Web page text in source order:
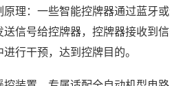
原理：一些智能控牌器通过蓝牙
信号给控牌器，控牌器接收到
行干预，达到控牌目的。